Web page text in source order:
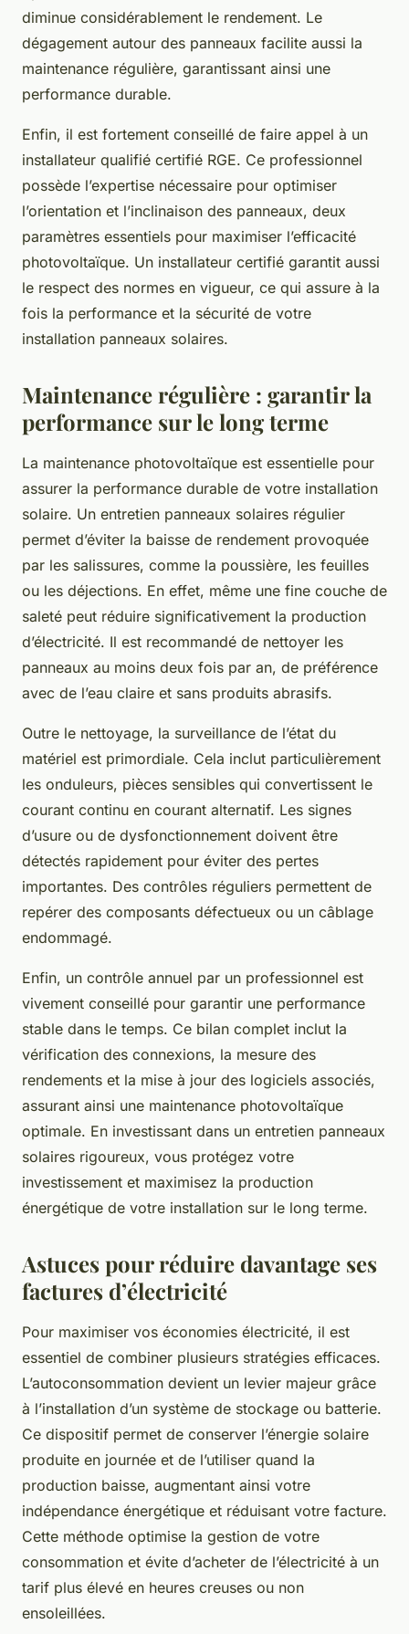
diminue considérablement le rendement. Le
dégagement autour des panneaux facilite aussi la
maintenance régulière, garantissant ainsi une
performance durable.
Enfin, il est fortement conseillé de faire appel à un
installateur qualifié certifié RGE. Ce professionnel
possède l’expertise nécessaire pour optimiser
l’orientation et l’inclinaison des panneaux, deux
paramètres essentiels pour maximiser l’efficacité
photovoltaïque. Un installateur certifié garantit aussi
le respect des normes en vigueur, ce qui assure à la
fois la performance et la sécurité de votre
installation panneaux solaires.
Maintenance régulière : garantir la
performance sur le long terme
La maintenance photovoltaïque est essentielle pour
assurer la performance durable de votre installation
solaire. Un entretien panneaux solaires régulier
permet d’éviter la baisse de rendement provoquée
par les salissures, comme la poussière, les feuilles
ou les déjections. En effet, même une fine couche de
saleté peut réduire significativement la production
d’électricité. Il est recommandé de nettoyer les
panneaux au moins deux fois par an, de préférence
avec de l’eau claire et sans produits abrasifs.
Outre le nettoyage, la surveillance de l’état du
matériel est primordiale. Cela inclut particulièrement
les onduleurs, pièces sensibles qui convertissent le
courant continu en courant alternatif. Les signes
d’usure ou de dysfonctionnement doivent être
détectés rapidement pour éviter des pertes
importantes. Des contrôles réguliers permettent de
repérer des composants défectueux ou un câblage
endommagé.
Enfin, un contrôle annuel par un professionnel est
vivement conseillé pour garantir une performance
stable dans le temps. Ce bilan complet inclut la
vérification des connexions, la mesure des
rendements et la mise à jour des logiciels associés,
assurant ainsi une maintenance photovoltaïque
optimale. En investissant dans un entretien panneaux
solaires rigoureux, vous protégez votre
investissement et maximisez la production
énergétique de votre installation sur le long terme.
Astuces pour réduire davantage ses
factures d’électricité
Pour maximiser vos économies électricité, il est
essentiel de combiner plusieurs stratégies efficaces.
L’autoconsommation devient un levier majeur grâce
à l’installation d’un système de stockage ou batterie.
Ce dispositif permet de conserver l’énergie solaire
produite en journée et de l’utiliser quand la
production baisse, augmentant ainsi votre
indépendance énergétique et réduisant votre facture.
Cette méthode optimise la gestion de votre
consommation et évite d’acheter de l’électricité à un
tarif plus élevé en heures creuses ou non
ensoleillées.